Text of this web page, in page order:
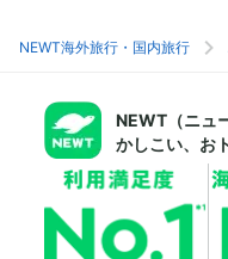
NEWT海外旅行・国内旅行
NEWT（ニュ
かしこい、お